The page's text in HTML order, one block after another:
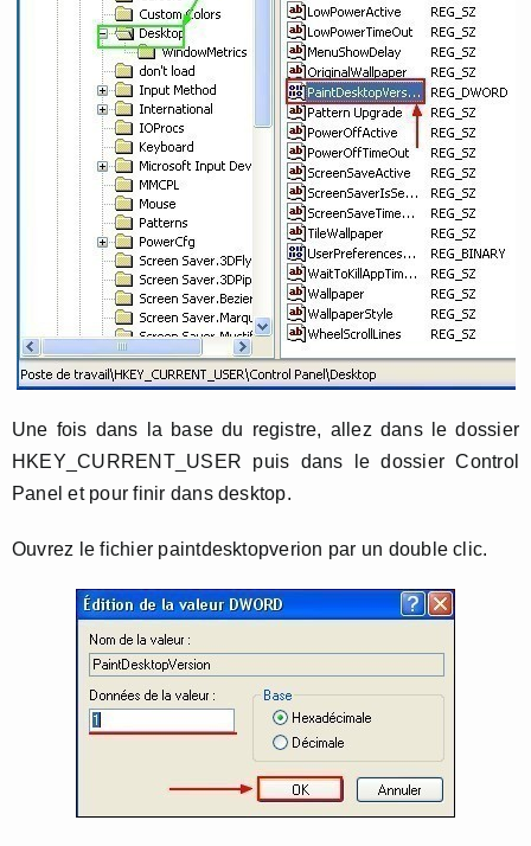
Une fois dans la base du registre, allez dans le dossier
HKEY_CURRENT_USER puis dans le dossier Control
Panel et pour finir dans desktop.
Ouvrez le fichier paintdesktopverion par un double clic.